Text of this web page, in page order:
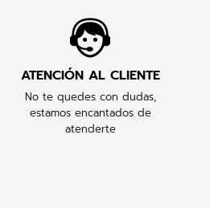
ATENCIÓN AL CLIENTE
No te quedes con dudas,
estamos encantados de
atenderte